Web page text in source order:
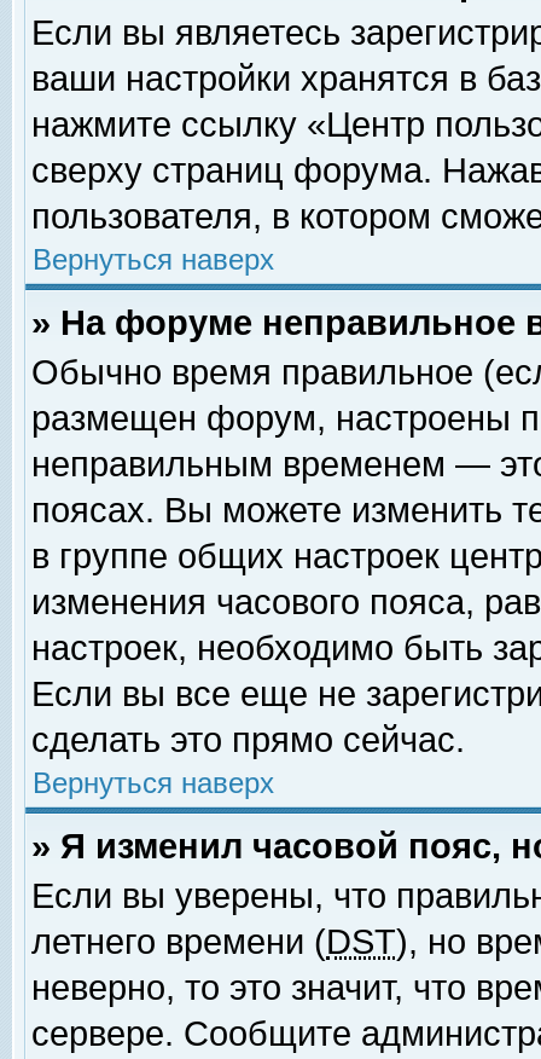
Если вы являетесь
ваши настройки хранятся в
нажмите ссылку «Центр
сверху страниц форума.
пользователя, в котором
Вернуться наверх
» На форуме неправильное
Обычно время правильное
размещен форум, настроены
неправильным временем —
поясах. Вы можете изменить
в группе общих настроек
изменения часового пояса,
настроек, необходимо быть
Если вы все еще не
сделать это прямо сейчас.
Вернуться наверх
» Я изменил часовой пояс,
Если вы уверены, что
летнего времени (DST), но
неверно, то это значит, что
сервере. Сообщите